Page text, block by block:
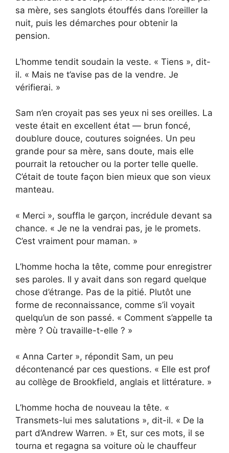
sa mère, ses sanglots étouffés dans l’oreiller la
nuit, puis les démarches pour obtenir la
pension.
L’homme tendit soudain la veste. « Tiens », dit-
il. « Mais ne t’avise pas de la vendre. Je
vérifierai. »
Sam n’en croyait pas ses yeux ni ses oreilles. La
veste était en excellent état — brun foncé,
doublure douce, coutures soignées. Un peu
grande pour sa mère, sans doute, mais elle
pourrait la retoucher ou la porter telle quelle.
C’était de toute façon bien mieux que son vieux
manteau.
« Merci », souffla le garçon, incrédule devant sa
chance. « Je ne la vendrai pas, je le promets.
C’est vraiment pour maman. »
L’homme hocha la tête, comme pour enregistrer
ses paroles. Il y avait dans son regard quelque
chose d’étrange. Pas de la pitié. Plutôt une
forme de reconnaissance, comme s’il voyait
quelqu’un de son passé. « Comment s’appelle ta
mère ? Où travaille-t-elle ? »
« Anna Carter », répondit Sam, un peu
décontenancé par ces questions. « Elle est prof
au collège de Brookfield, anglais et littérature. »
L’homme hocha de nouveau la tête. «
Transmets-lui mes salutations », dit-il. « De la
part d’Andrew Warren. » Et, sur ces mots, il se
tourna et regagna sa voiture où le chauffeur